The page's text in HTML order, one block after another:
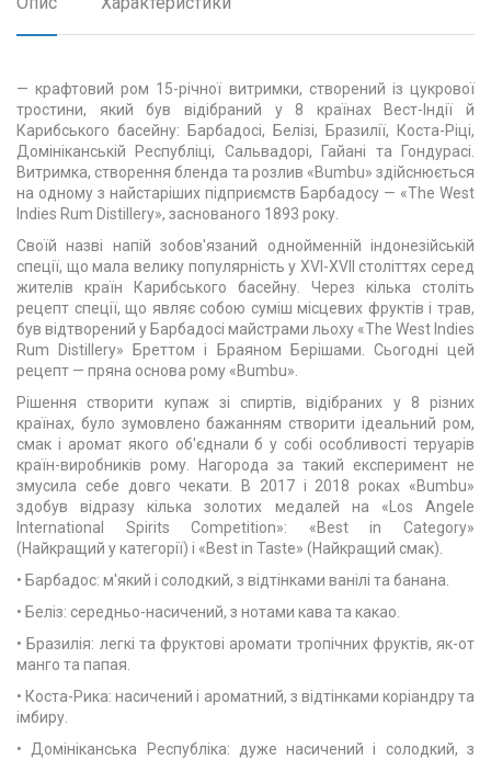
— крафтовий ром 15-річної витримки, створений із цукрової
тростини, який був відібраний у 8 країнах Вест-Індії й
Карибського басейну: Барбадосі, Белізі, Бразилії, Коста-Ріці,
Домініканській Республіці, Сальвадорі, Гайані та Гондурасі.
Витримка, створення бленда та розлив «Bumbu» здійснюється
на одному з найстаріших підприємств Барбадосу — «The West
Indies Rum Distillery», заснованого 1893 року.
Своїй назві напій зобов'язаний однойменній індонезійській
спеції, що мала велику популярність у XVI-XVII століттях серед
жителів країн Карибського басейну. Через кілька століть
рецепт спеції, що являє собою суміш місцевих фруктів і трав,
був відтворений у Барбадосі майстрами льоху «The West Indies
Rum Distillery» Бреттом і Браяном Берішами. Сьогодні цей
рецепт — пряна основа рому «Bumbu».
Рішення створити купаж зі спиртів, відібраних у 8 різних
країнах, було зумовлено бажанням створити ідеальний ром,
смак і аромат якого об'єднали б у собі особливості теруарів
країн-виробників рому. Нагорода за такий експеримент не
змусила себе довго чекати. В 2017 і 2018 роках «Bumbu»
здобув відразу кілька золотих медалей на «Los Angele
International Spirits Competition»: «Best in Category»
(Найкращий у категорії) і «Best in Taste» (Найкращий смак).
• Барбадос: м'який і солодкий, з відтінками ванілі та банана.
• Беліз: середньо-насичений, з нотами кава та какао.
• Бразилія: легкі та фруктові аромати тропічних фруктів, як-от
манго та папая.
• Коста-Рика: насичений і ароматний, з відтінками коріандру та
імбиру.
• Домініканська Республіка: дуже насичений і солодкий, з